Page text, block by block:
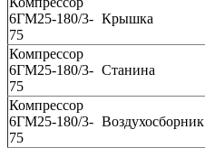
6ГМ25-180/3-
75
Крышка
Компрессор
6ГМ25-180/3-
75
Станина
Компрессор
6ГМ25-180/3-
75
Воздухосборник